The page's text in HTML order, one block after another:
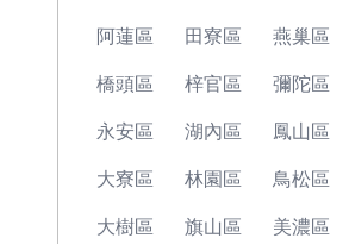
阿蓮區 田寮區 燕巢區
橋頭區 梓官區 彌陀區
永安區 湖內區 鳳山區
大寮區 林園區 鳥松區
大樹區 旗山區 美濃區